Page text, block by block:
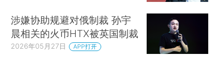
涉嫌协助规避对俄制裁 孙宇
晨相关的火币HTX被英国制裁
2026年05月27日 APP打开